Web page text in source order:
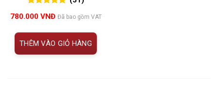
đánh giá
780.000 VNĐ Đã bao gồm VAT
THÊM VÀO GIỎ HÀNG